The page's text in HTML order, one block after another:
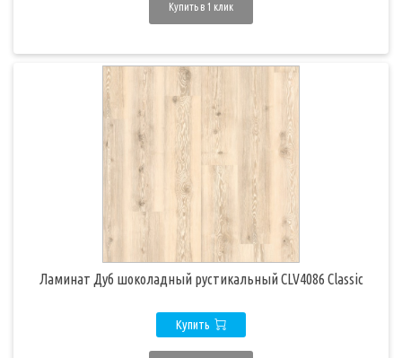
Купить в 1 клик
Ламинат Дуб шоколадный рустикальный CLV4086 Classic
Купить